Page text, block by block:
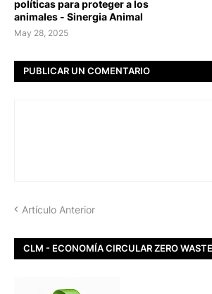
políticas para proteger a los
animales - Sinergia Animal
May 28, 2025
PUBLICAR UN COMENTARIO
Artículo Anterior
CLM - ECONOMÍA CIRCULAR ZERO WASTE